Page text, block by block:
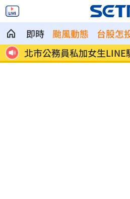
即時 颱風動態 台股怎
回
美女律師狠詐10億佣金
介